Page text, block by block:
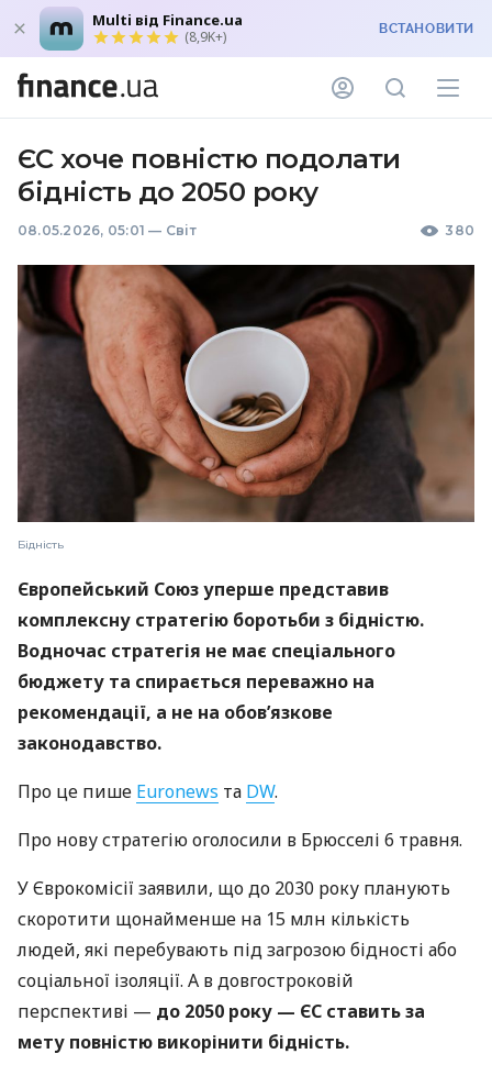
Multi від Finance.ua
(8,9K+) ВСТАНОВИТИ
ЄС хоче повністю подолати
бідність до 2050 року
08.05.2026, 05:01 — Світ 380
Бідність
Європейський Союз уперше представив
комплексну стратегію боротьби з бідністю.
Водночас стратегія не має спеціального
бюджету та спирається переважно на
рекомендації, а не на обов’язкове
законодавство.
Про це пише Euronews та DW.
Про нову стратегію оголосили в Брюсселі 6 травня.
У Єврокомісії заявили, що до 2030 року планують
скоротити щонайменше на 15 млн кількість
людей, які перебувають під загрозою бідності або
соціальної ізоляції. А в довгостроковій
перспективі — до 2050 року — ЄС ставить за
мету повністю викорінити бідність.